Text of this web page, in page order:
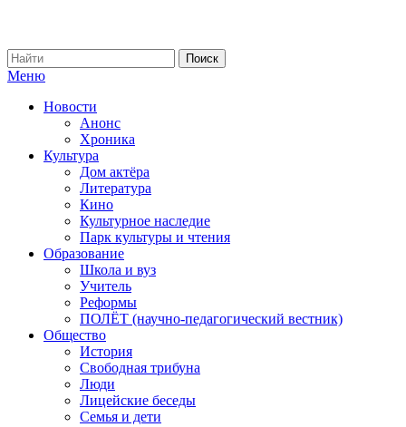
Меню
Новости
Анонс
Хроника
Культура
Дом актёра
Литература
Кино
Культурное наследие
Парк культуры и чтения
Образование
Школа и вуз
Учитель
Реформы
ПОЛЁТ (научно-педагогический вестник)
Общество
История
Свободная трибуна
Люди
Лицейские беседы
Семья и дети